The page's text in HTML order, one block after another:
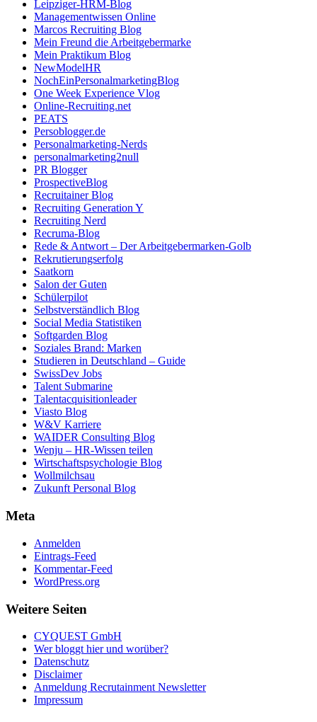
Leipziger-HRM-Blog
Managementwissen Online
Marcos Recruiting Blog
Mein Freund die Arbeitgebermarke
Mein Praktikum Blog
NewModelHR
NochEinPersonalmarketingBlog
One Week Experience Vlog
Online-Recruiting.net
PEATS
Persoblogger.de
Personalmarketing-Nerds
personalmarketing2null
PR Blogger
ProspectiveBlog
Recruitainer Blog
Recruiting Generation Y
Recruiting Nerd
Recruma-Blog
Rede & Antwort – Der Arbeitgebermarken-Golb
Rekrutierungserfolg
Saatkorn
Salon der Guten
Schülerpilot
Selbstverständlich Blog
Social Media Statistiken
Softgarden Blog
Soziales Brand: Marken
Studieren in Deutschland – Guide
SwissDev Jobs
Talent Submarine
Talentacquisitionleader
Viasto Blog
W&V Karriere
WAIDER Consulting Blog
Wenju – HR-Wissen teilen
Wirtschaftspsychologie Blog
Wollmilchsau
Zukunft Personal Blog
Meta
Anmelden
Eintrags-Feed
Kommentar-Feed
WordPress.org
Weitere Seiten
CYQUEST GmbH
Wer bloggt hier und worüber?
Datenschutz
Disclaimer
Anmeldung Recrutainment Newsletter
Impressum